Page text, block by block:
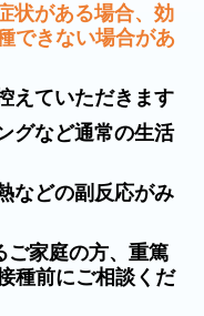
状がある場合、効
できない場合があ
えていただきます
グなど通常の生活
などの副反応がみ
ご家庭の方、重篤
種前にご相談くだ